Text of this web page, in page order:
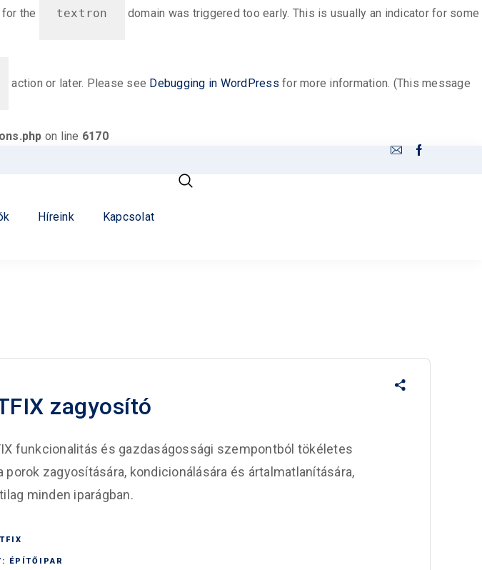
the textron domain was triggered too early. This is usually an indicator for some
action or later. Please see Debugging in WordPress for more information. (This message
on line 6170
Híreink Kapcsolat
zagyosító
funkcionalitás és gazdaságossági szempontból tökéletes
porok zagyosítására, kondicionálására és ártalmatlanítására,
minden iparágban.
ÉPÍTŐIPAR